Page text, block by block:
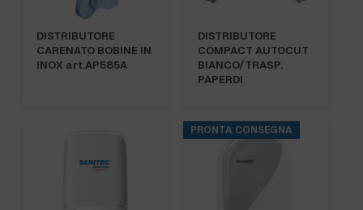
DISTRIBUTORE
CARENATO BOBINE IN
INOX art.AP585A
DISTRIBUTORE
COMPACT AUTOCUT
BIANCO/TRASP.
PAPERDI
PRONTA CONSEGNA